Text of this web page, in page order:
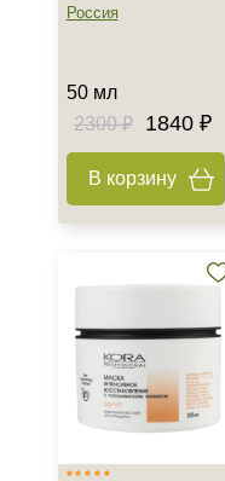
Веки
Декольте
Показать еще
Ингредиенты
Алоэ
Витамин E
Витамин А
Россия
50 мл
2300 ₽
1840 ₽
В корзину